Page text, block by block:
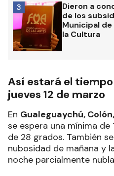
Dieron a
de los
Municipal
la Cultura
3
Así estará el
jueves 12 de marzo
En Gualeguaychú,
se espera una mínima de
de 28 grados. También
nubosidad de mañana y
noche parcialmente